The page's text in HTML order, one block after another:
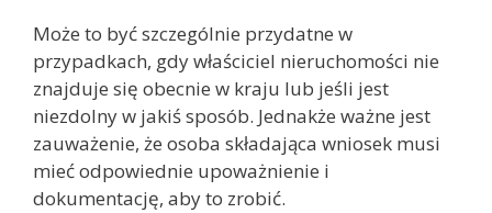
Może to być szczególnie przydatne w
przypadkach, gdy właściciel nieruchomości nie
znajduje się obecnie w kraju lub jeśli jest
niezdolny w jakiś sposób. Jednakże ważne jest
zauważenie, że osoba składająca wniosek musi
mieć odpowiednie upoważnienie i
dokumentację, aby to zrobić.